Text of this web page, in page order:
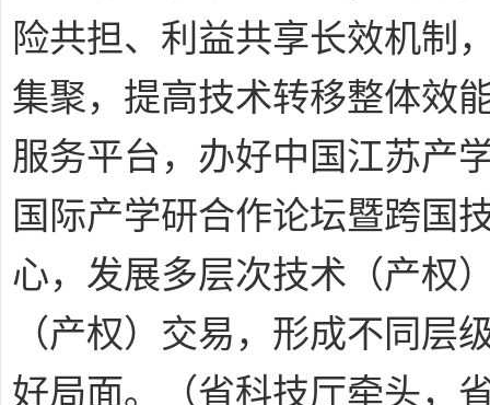
险共担、利益共享长效机制
集聚，提高技术转移整体效
服务平台，办好中国江苏产
国际产学研合作论坛暨跨国
心，发展多层次技术（产权
（产权）交易，形成不同层
好局面。
（省科技厅牵头，